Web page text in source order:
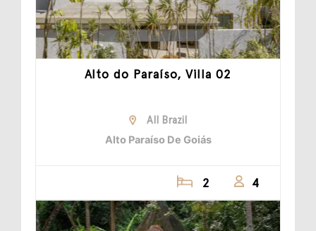
Alto do Paraíso, Villa 02
All Brazil
Alto Paraíso De Goiás
2 4